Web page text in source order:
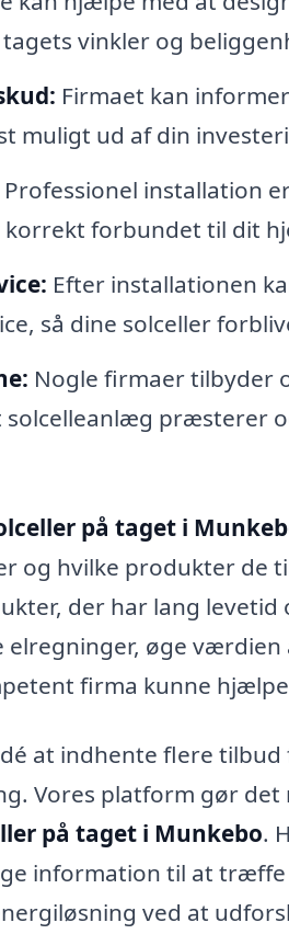
vinkler og
Firmaet kan
muligt ud af din
Professionel installation
forbundet til dit
Efter installationen
så dine solceller
Nogle firmaer tilbyder
solcelleanlæg præsterer
på taget i
og hvilke produkter de
der har lang
øge
firma kunne
at indhente flere
Vores platform gør
på taget i Munkebo.
information til at
ved at